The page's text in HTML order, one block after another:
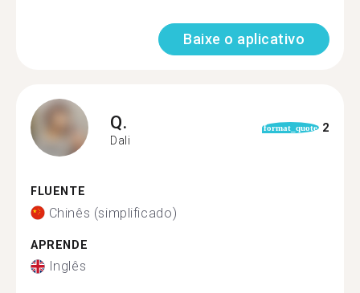
Baixe o aplicativo
Q.
Dali
format_quote 2
FLUENTE
Chinês (simplificado)
APRENDE
Inglês